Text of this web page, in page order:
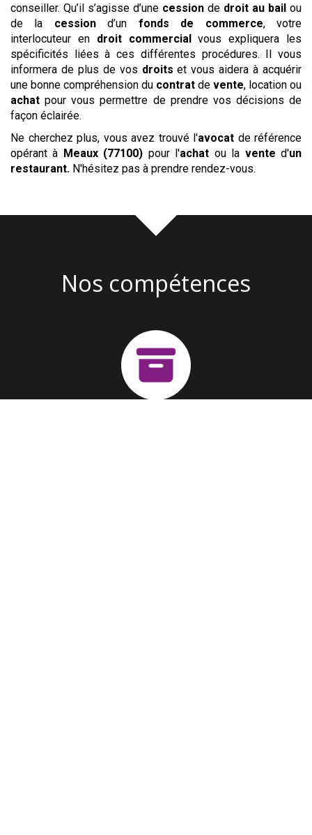
conseiller. Qu’il s’agisse d’une cession de droit au bail ou
de la cessiond’un fonds de commerce, votre
interlocuteur en droit commercialvous expliquera les
spécificités liées à ces différentes procédures. Il vous
informera de plus de vos droits et vous aidera à acquérir
une bonne compréhension du contrat de vente, location ou
achat pour vous permettre de prendre vos décisions de
façon éclairée.
Ne cherchez plus, vous avez trouvé l'avocat de référence
opérant à Meaux (77100) pour l'achat ou la vente d'un
restaurant. N'hésitez pas à prendre rendez-vous.
Nos compétences